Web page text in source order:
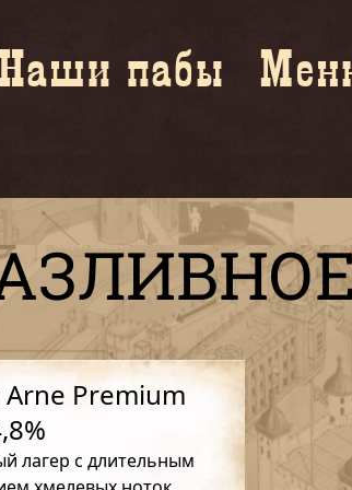
пабы
Premium
лагер с длительным